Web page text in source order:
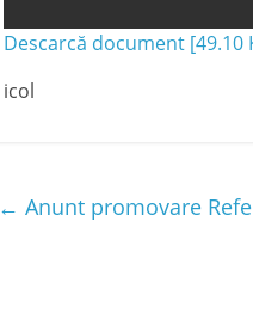
Descarcă document [49.10
icol
← Anunt promovare